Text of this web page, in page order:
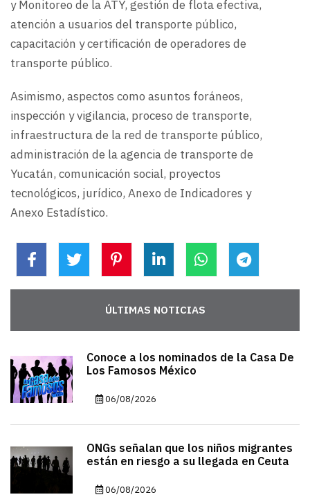
y Monitoreo de la ATY, gestión de flota efectiva,
atención a usuarios del transporte público,
capacitación y certificación de operadores de
transporte público.
Asimismo, aspectos como asuntos foráneos,
inspección y vigilancia, proceso de transporte,
infraestructura de la red de transporte público,
administración de la agencia de transporte de
Yucatán, comunicación social, proyectos
tecnológicos, jurídico, Anexo de Indicadores y
Anexo Estadístico.
ÚLTIMAS NOTICIAS
Conoce a los nominados de la Casa De
Los Famosos México
06/08/2026
ONGs señalan que los niños migrantes
están en riesgo a su llegada en Ceuta
06/08/2026